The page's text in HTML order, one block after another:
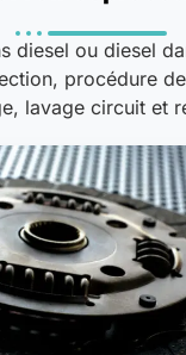
diesel ou diesel
procédure
lavage circuit et